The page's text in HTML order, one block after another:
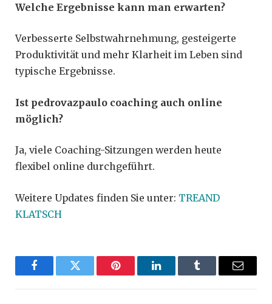
Welche Ergebnisse kann man erwarten?
Verbesserte Selbstwahrnehmung, gesteigerte
Produktivität und mehr Klarheit im Leben sind
typische Ergebnisse.
Ist pedrovazpaulo coaching auch online
möglich?
Ja, viele Coaching-Sitzungen werden heute
flexibel online durchgeführt.
Weitere Updates finden Sie unter: TREAND
KLATSCH
FacebookTwitter Pinterest LinkedInTumblr Email